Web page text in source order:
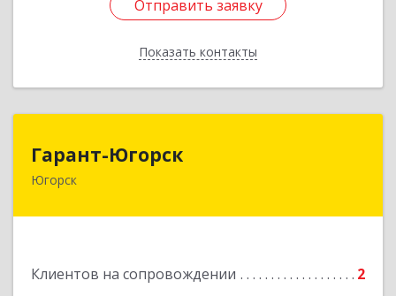
Отправить заявку
Показать контакты
Отправить заявку
Назад
Гарант-Югорск
Югорск
Клиентов на сопровождении 2
628260, Ханты-Мансийский Автономный округ